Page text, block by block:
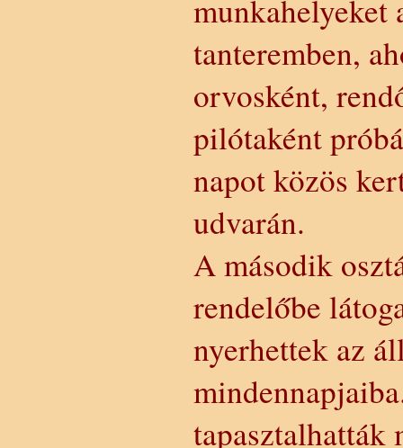
tanteremben,
orvosként,
pilótaként
napot közös
udvarán.
A második
rendelőbe
nyerhettek az
tapasztalhatták